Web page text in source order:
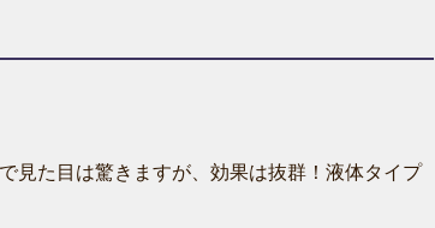
見た目は驚きますが、効果は抜群！液体タイプ